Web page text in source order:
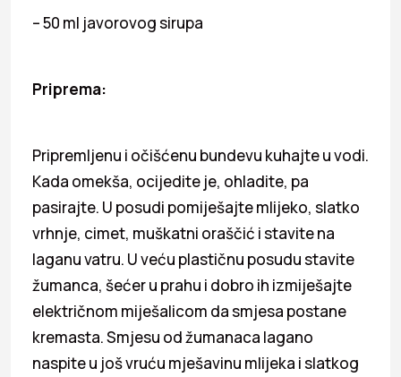
– 50 ml javorovog sirupa
Priprema:
Pripremljenu i očišćenu bundevu kuhajte u vodi.
Kada omekša, ocijedite je, ohladite, pa
pasirajte. U posudi pomiješajte mlijeko, slatko
vrhnje, cimet, muškatni oraščić i stavite na
laganu vatru. U veću plastičnu posudu stavite
žumanca, šećer u prahu i dobro ih izmiješajte
električnom miješalicom da smjesa postane
kremasta. Smjesu od žumanaca lagano
naspite u još vruću mješavinu mlijeka i slatkog